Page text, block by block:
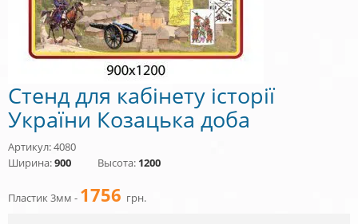
Стенд для кабінету історії
України Козацька доба
Артикул: 4080
Ширина:900 Высота: 1200
Пластик 3мм - 1756 грн.